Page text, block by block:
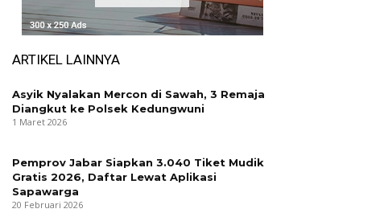
ARTIKEL LAINNYA
Asyik Nyalakan Mercon di Sawah, 3 Remaja
Diangkut ke Polsek Kedungwuni
1 Maret 2026
Pemprov Jabar Siapkan 3.040 Tiket Mudik
Gratis 2026, Daftar Lewat Aplikasi
Sapawarga
20 Februari 2026